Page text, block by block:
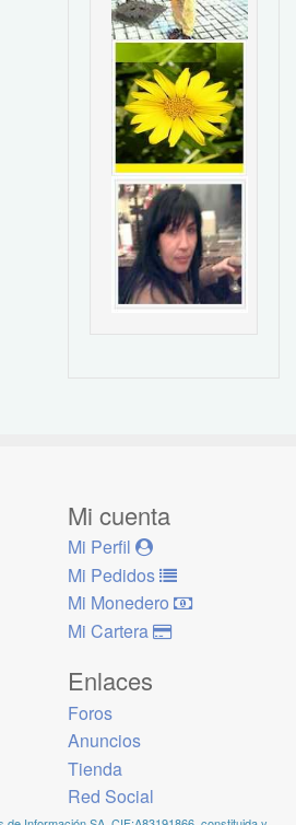
Mi cuenta
Mi Perfil
Mi Pedidos
Mi Monedero
Mi Cartera
Enlaces
Foros
Anuncios
Tienda
Red Social